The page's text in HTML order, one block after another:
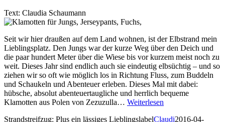
Text: Claudia Schaumann
Seit wir hier draußen auf dem Land wohnen, ist der Elbstrand mein
Lieblingsplatz. Den Jungs war der kurze Weg über den Deich und
die paar hundert Meter über die Wiese bis vor kurzem meist noch zu
weit. Dieses Jahr sind endlich auch sie eindeutig elbsüchtig – und so
ziehen wir so oft wie möglich los in Richtung Fluss, zum Buddeln
und Schaukeln und Abenteuer erleben. Dieses Mal mit dabei:
hübsche, absolut abenteuertaugliche und herrlich bequeme
Klamotten aus Polen von Zezuzulla… Weiterlesen
Strandstreifzug: Plus ein lässiges LieblingslabelClaudi2016-04-